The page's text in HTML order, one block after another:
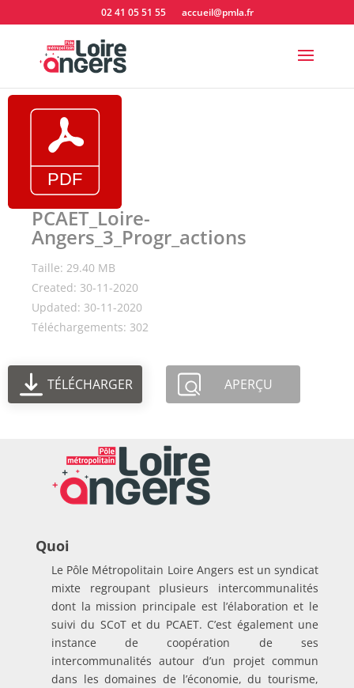
02 41 05 51 55 accueil@pmla.fr
PCAET_Loire-
Angers_3_Progr_actions
Taille: 29.40 MB
Created: 30-11-2020
Updated: 30-11-2020
Téléchargements: 302
TÉLÉCHARGER APERÇU
Quoi
Le Pôle Métropolitain Loire Angers est un syndicat
mixte regroupant plusieurs intercommunalités
dont la mission principale est l’élaboration et le
suivi du SCoT et du PCAET. C’est également une
instance de coopération de ses
intercommunalités autour d’un projet commun
dans les domaines de l’économie, du tourisme,